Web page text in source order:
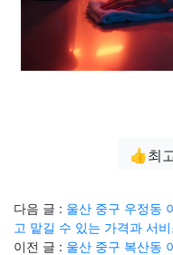
👍최
다음 글 : 울산 중구 우정동
고 맡길 수 있는 가격과 서
이전 글 : 울산 중구 복산동